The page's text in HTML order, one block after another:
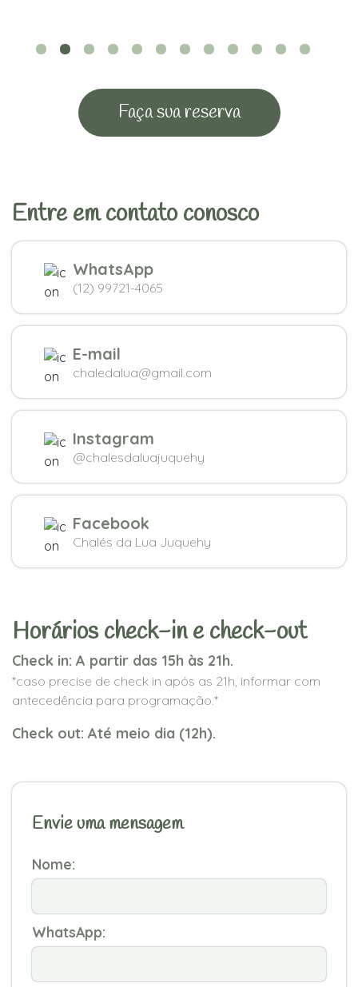
Faça sua reserva
Entre em contato conosco
WhatsApp
(12) 99721-4065
E-mail
chaledalua@gmail.com
Instagram
@chalesdaluajuquehy
Facebook
Chalés da Lua Juquehy
Horários check-in e check-out
Check in: A partir das 15h às 21h.
*caso precise de check in após as 21h, informar com
antecedência para programação.*
Check out: Até meio dia (12h).
Envie uma mensagem
Nome:
WhatsApp: